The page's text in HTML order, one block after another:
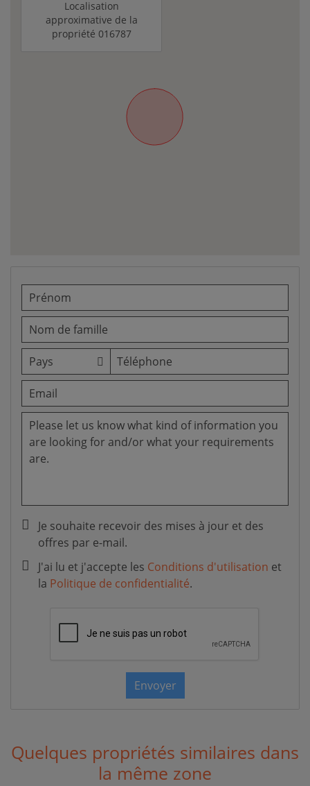
Localisation
approximative de la
propriété 016787
Je souhaite recevoir des mises à jour et des
offres par e-mail.
J'ai lu et j'accepte les Conditions d'utilisation et
la Politique de confidentialité.
Envoyer
Quelques propriétés similaires dans
la même zone